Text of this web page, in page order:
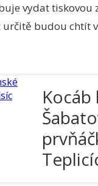
vydat tiskovou
určitě budou chtít